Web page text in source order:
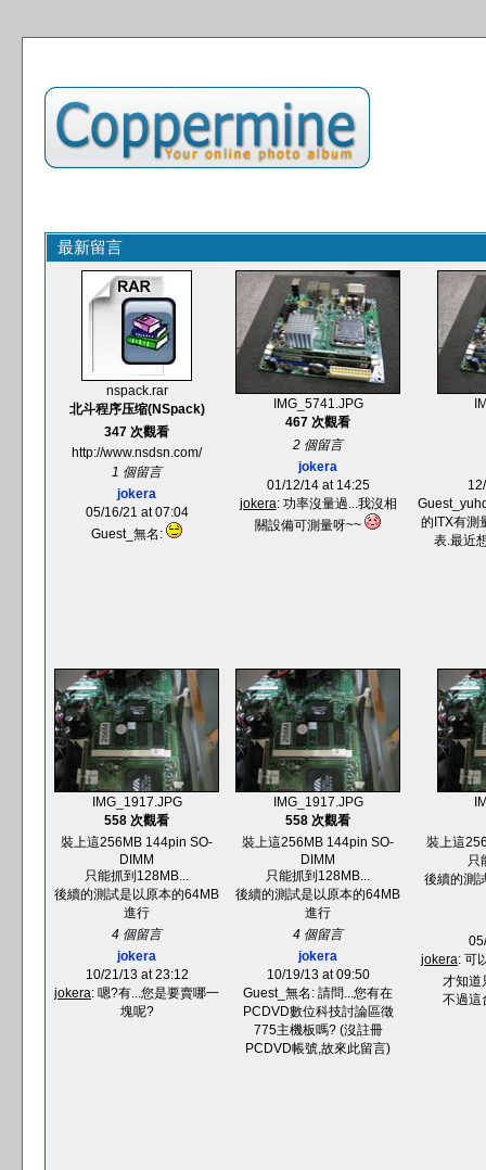
最新留言
nspack.rar
北斗程序压缩(NSpack)
347 次觀看
http://www.nsdsn.com/
1 個留言
jokera
05/16/21 at 07:04
Guest_無名:
IMG_5741.JPG
467 次觀看
2 個留言
jokera
01/12/14 at 14:25
jokera: 功率沒量過...我沒相
關設備可測量呀~~
的ITX有測
表.最近
IMG_1917.JPG
558 次觀看
裝上這256MB 144pin SO-
DIMM
只能抓到128MB...
後續的測試是以原本的64MB
進行
4 個留言
jokera
10/21/13 at 23:12
jokera: 嗯?有...您是要賣哪一
塊呢?
IMG_1917.JPG
558 次觀看
裝上這256MB 144pin SO-
DIMM
只能抓到128MB...
後續的測試是以原本的64MB
進行
4 個留言
jokera
10/19/13 at 09:50
Guest_無名: 請問...您有在
PCDVD數位科技討論區徵
775主機板嗎? (沒註冊
PCDVD帳號,故來此留言)
裝上這
只
後續的測
jokera: 可
才知道
不過這